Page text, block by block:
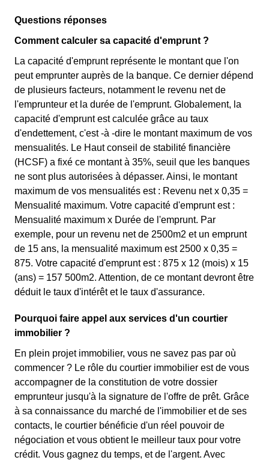
Questions réponses
Comment calculer sa capacité d'emprunt ?
La capacité d'emprunt représente le montant que l'on
peut emprunter auprès de la banque. Ce dernier dépend
de plusieurs facteurs, notamment le revenu net de
l'emprunteur et la durée de l'emprunt. Globalement, la
capacité d'emprunt est calculée grâce au taux
d'endettement, c'est -à -dire le montant maximum de vos
mensualités. Le Haut conseil de stabilité financière
(HCSF) a fixé ce montant à 35%, seuil que les banques
ne sont plus autorisées à dépasser. Ainsi, le montant
maximum de vos mensualités est : Revenu net x 0,35 =
Mensualité maximum. Votre capacité d'emprunt est :
Mensualité maximum x Durée de l'emprunt. Par
exemple, pour un revenu net de 2500m2 et un emprunt
de 15 ans, la mensualité maximum est 2500 x 0,35 =
875. Votre capacité d'emprunt est : 875 x 12 (mois) x 15
(ans) = 157 500m2. Attention, de ce montant devront être
déduit le taux d'intérêt et le taux d'assurance.
Pourquoi faire appel aux services d'un courtier
immobilier ?
En plein projet immobilier, vous ne savez pas par où
commencer ? Le rôle du courtier immobilier est de vous
accompagner de la constitution de votre dossier
emprunteur jusqu'à la signature de l'offre de prêt. Grâce
à sa connaissance du marché de l'immobilier et de ses
contacts, le courtier bénéficie d'un réel pouvoir de
négociation et vous obtient le meilleur taux pour votre
crédit. Vous gagnez du temps, et de l'argent. Avec